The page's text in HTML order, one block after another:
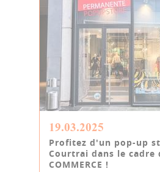
19.03.2025
Profitez d'un pop-up
Courtrai dans le cadre
COMMERCE !